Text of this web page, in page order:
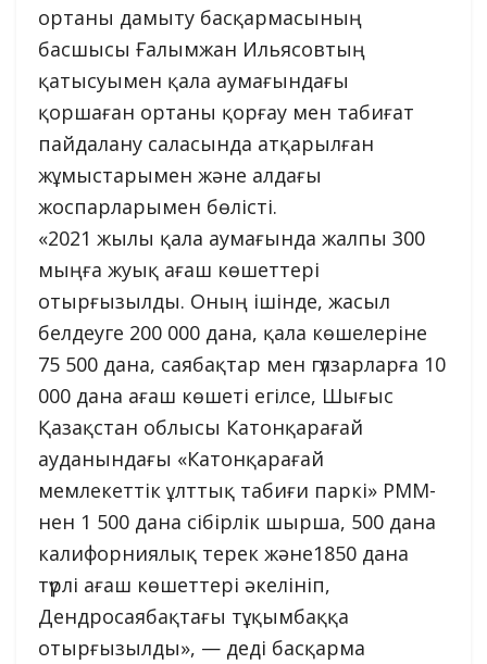
ортаны дамыту басқармасының
басшысы Ғалымжан Ильясовтың
қатысуымен қала аумағындағы
қоршаған ортаны қорғау мен табиғат
пайдалану саласында атқарылған
жұмыстарымен және алдағы
жоспарларымен бөлісті.
«2021 жылы қала аумағында жалпы 300
мыңға жуық ағаш көшеттері
отырғызылды. Оның ішінде, жасыл
белдеуге 200 000 дана, қала көшелеріне
75 500 дана, саябақтар мен гүлзарларға 10
000 дана ағаш көшеті егілсе, Шығыс
Қазақстан облысы Катонқарағай
ауданындағы «Катонқарағай
мемлекеттік ұлттық табиғи паркі» РММ-
нен 1 500 дана сібірлік шырша, 500 дана
калифорниялық терек және1850 дана
түрлі ағаш көшеттері әкелініп,
Дендросаябақтағы тұқымбаққа
отырғызылды», — деді басқарма